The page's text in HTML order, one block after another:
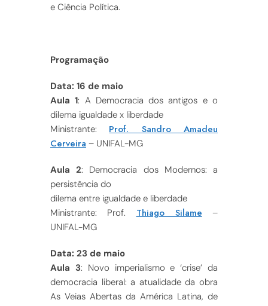
e Ciência Política.
Programação
Data: 16 de maio
Aula 1: A Democracia dos antigos e o
dilema igualdade x liberdade
Ministrante: Prof. Sandro Amadeu
Cerveira – UNIFAL-MG
Aula 2: Democracia dos Modernos: a
persistência do
dilema entre igualdade e liberdade
Ministrante: Prof. Thiago Silame –
UNIFAL-MG
Data: 23 de maio
Aula 3: Novo imperialismo e ‘crise’ da
democracia liberal: a atualidade da obra
As Veias Abertas da América Latina, de